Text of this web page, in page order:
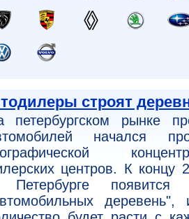
строят
петербургском рынке
начался
центров. К концу
появится